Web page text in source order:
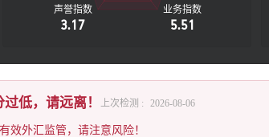
声誉指数
3.17
业务指数
5.51
低，请远离！ 上次检测 : 2026-08-06
效外汇监管，请注意风险！